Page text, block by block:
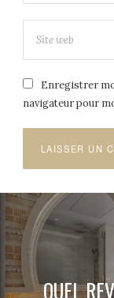
Enregistrer
navigateur pour
Navigation
de
l’article
QUEL